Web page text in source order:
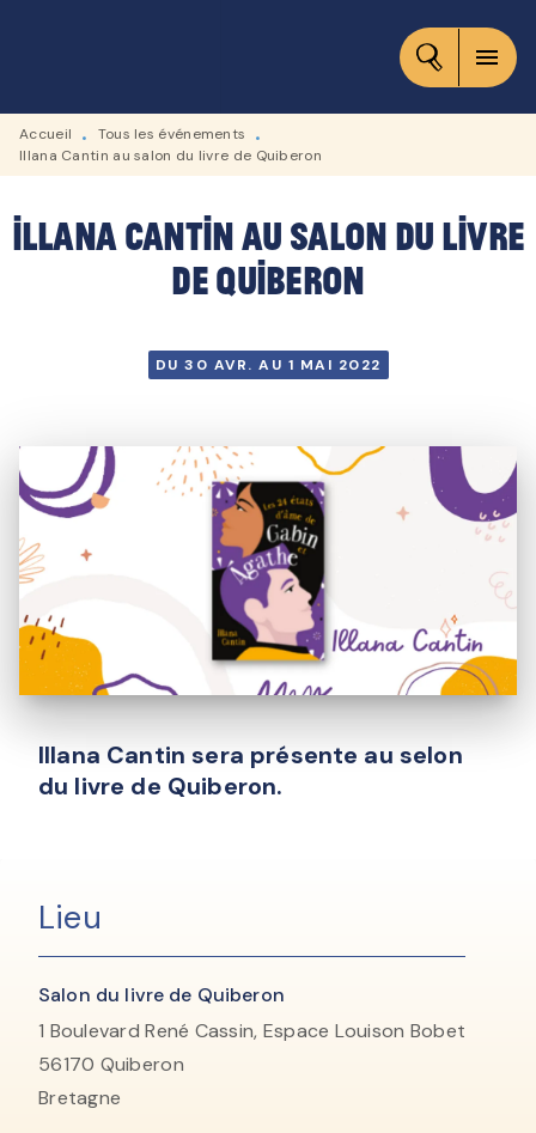
CONTENU
menu
Accueil • Tous les événements
•
Illana Cantin au salon du livre de Quiberon
Illana Cantin au salon du livre
de Quiberon
DU 30 AVR. AU 1 MAI 2022
Illana Cantin sera présente au selon
du livre de Quiberon.
Lieu
Salon du livre de Quiberon
1 Boulevard René Cassin, Espace Louison Bobet
56170 Quiberon
Bretagne